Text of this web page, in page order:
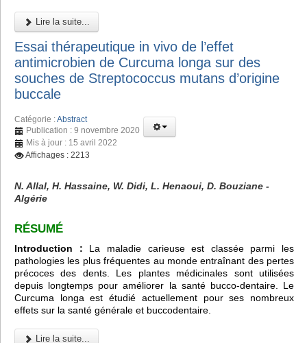
Lire la suite...
Essai thérapeutique in vivo de l’effet
antimicrobien de Curcuma longa sur des
souches de Streptococcus mutans d’origine
buccale
Catégorie :Abstract
Publication : 9 novembre 2020
Mis à jour : 15 avril 2022
Affichages : 2213
N. Allal, H. Hassaine, W. Didi, L. Henaoui, D. Bouziane -
Algérie
RÉSUMÉ
Introduction : La maladie carieuse est classée parmi les
pathologies les plus fréquentes au monde entraînant des pertes
précoces des dents. Les plantes médicinales sont utilisées
depuis longtemps pour améliorer la santé bucco-dentaire. Le
Curcuma longa est étudié actuellement pour ses nombreux
effets sur la santé générale et buccodentaire.
Lire la suite...